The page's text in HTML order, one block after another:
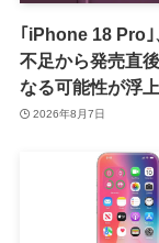
｢iPhone 18 Pro｣
不足から発売直
なる可能性が浮上
2026年8月7日